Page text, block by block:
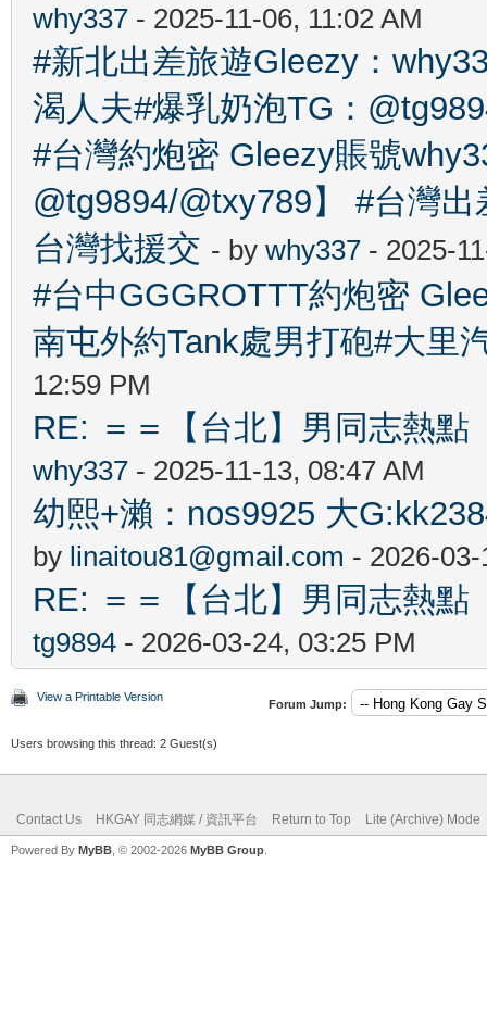
why337 - 2025-11-06, 11:02 AM
#新北出差旅遊Gleezy：
渴人夫#爆乳奶泡TG：
#台灣約炮密 Gleezy賬號
@tg9894/@txy789】 #台灣
台灣找援交 - by why337 - 2025-
#台中GGGROTTT約炮密
南屯外約Tank處男打砲#大里
12:59 PM
RE: ＝＝【台北】男同志熱
why337 - 2025-11-13, 08:47 AM
幼熙+瀨：nos9925 大
by linaitou81@gmail.com - 2026-
RE: ＝＝【台北】男同志熱
tg9894 - 2026-03-24, 03:25 PM
View a Printable Version
Forum Jump:
Users browsing this thread: 2 Guest(s)
Contact Us HKGAY 同志網媒 / 資訊平台 Return to Top Lite (Archive) Mode
Powered By MyBB , © 2002-2026 MyBB Group